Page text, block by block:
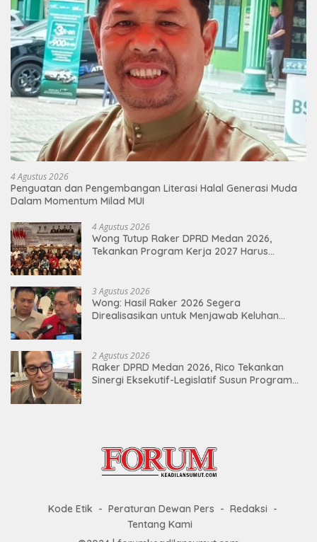
4 Agustus 2026
Penguatan dan Pengembangan Literasi Halal Generasi Muda
Dalam Momentum Milad MUI
4 Agustus 2026
Wong Tutup Raker DPRD Medan 2026,
Tekankan Program Kerja 2027 Harus
3 Agustus 2026
Wong: Hasil Raker 2026 Segera
Direalisasikan untuk Menjawab Keluhan
2 Agustus 2026
Raker DPRD Medan 2026, Rico Tekankan
Sinergi Eksekutif-Legislatif Susun Program
Kode Etik Peraturan Dewan Pers
Redaksi
Tentang Kami